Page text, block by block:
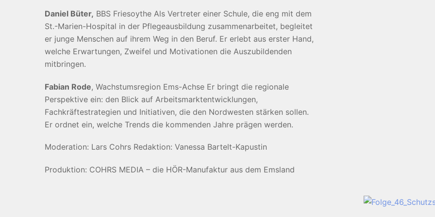
Daniel Büter, BBS Friesoythe Als Vertreter einer Schule, die eng mit dem
St.-Marien-Hospital in der Pflegeausbildung zusammenarbeitet, begleitet
er junge Menschen auf ihrem Weg in den Beruf. Er erlebt aus erster Hand,
welche Erwartungen, Zweifel und Motivationen die Auszubildenden
mitbringen.
Fabian Rode, Wachstumsregion Ems-Achse Er bringt die regionale
Perspektive ein: den Blick auf Arbeitsmarktentwicklungen,
Fachkräftestrategien und Initiativen, die den Nordwesten stärken sollen.
Er ordnet ein, welche Trends die kommenden Jahre prägen werden.
Moderation: Lars Cohrs Redaktion: Vanessa Bartelt-Kapustin
Produktion: COHRS MEDIA – die HÖR-Manufaktur aus dem Emsland